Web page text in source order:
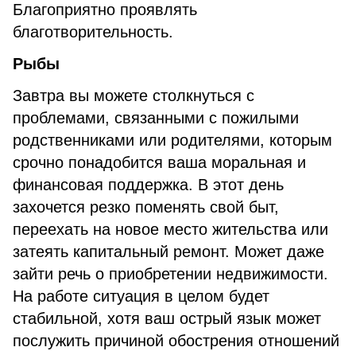
Благоприятно проявлять
благотворительность.
Рыбы
Завтра вы можете столкнуться с
проблемами, связанными с пожилыми
родственниками или родителями, которым
срочно понадобится ваша моральная и
финансовая поддержка. В этот день
захочется резко поменять свой быт,
переехать на новое место жительства или
затеять капитальный ремонт. Может даже
зайти речь о приобретении недвижимости.
На работе ситуация в целом будет
стабильной, хотя ваш острый язык может
послужить причиной обострения отношений